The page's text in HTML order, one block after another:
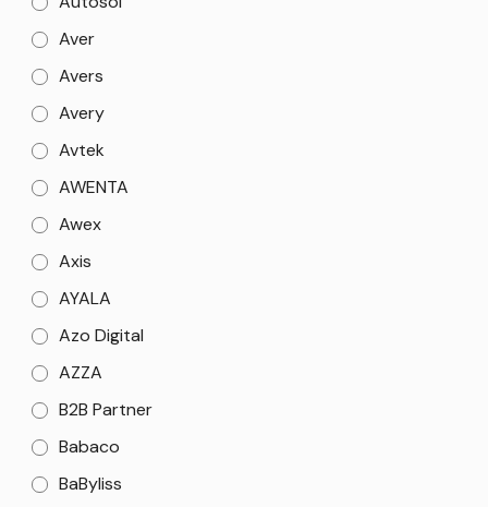
Aver
Avers
Avery
Avtek
AWENTA
Awex
Axis
AYALA
Azo Digital
AZZA
B2B Partner
Babaco
BaByliss